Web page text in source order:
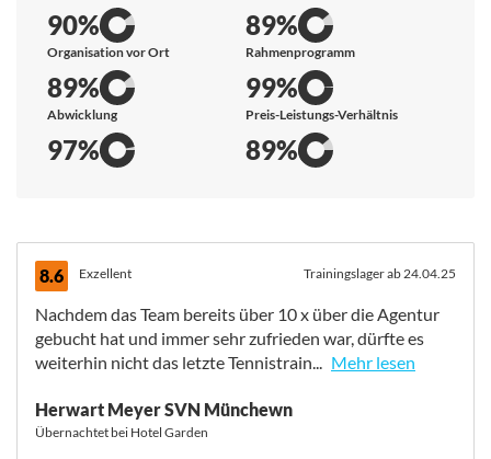
90% 89%
Organisation vor Ort
89%
Rahmenprogramm
99%
Abwicklung
97%
Preis-Leistungs-Verhältnis
89%
8.6 Exzellent Trainingslager ab 24.04.25
Nachdem das Team bereits über 10 x über die Agentur
gebucht hat und immer sehr zufrieden war, dürfte es
weiterhin nicht das letzte Tennistrain... Mehr lesen
Nachdem das Team bereits über 10 x über die Agentur
gebucht hat und immer sehr zufrieden war, dürfte es
Herwart Meyer SVN Münchewn
Übernachtet bei Hotel Garden